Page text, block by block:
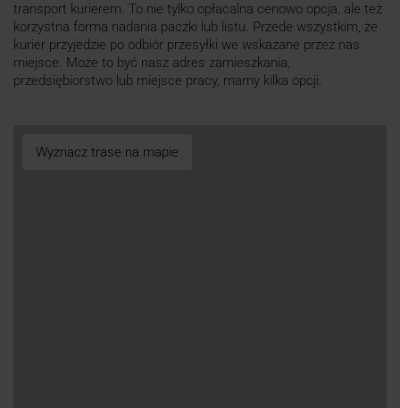
transport kurierem. To nie tylko opłacalna cenowo opcja, ale też
korzystna forma nadania paczki lub listu. Przede wszystkim, że
kurier przyjedzie po odbiór przesyłki we wskazane przez nas
miejsce. Może to być nasz adres zamieszkania,
przedsiębiorstwo lub miejsce pracy, mamy kilka opcji.
Wyznacz trase na mapie